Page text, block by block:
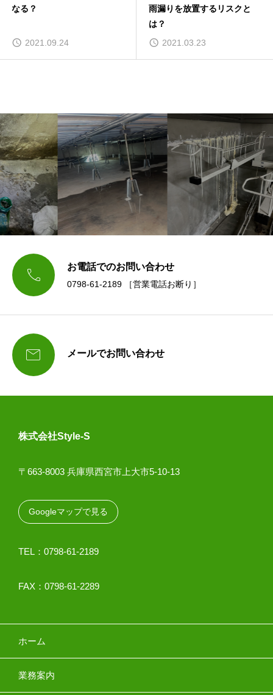
なる？
2021.09.24
雨漏りを放置するリスクと
は？
2021.03.23
 お電話でのお問い合わせ
0798-61-2189 ［営業電話お断り］
 メールでお問い合わせ
株式会社Style-S
〒663-8003 兵庫県西宮市上大市5-10-13
Googleマップで見る
TEL：0798-61-2189
FAX：0798-61-2289
ホーム
業務案内